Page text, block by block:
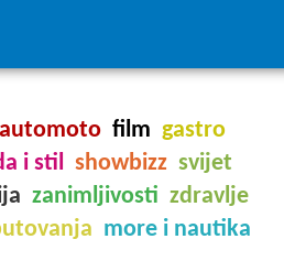
automoto film gastro
i stil showbizz svijet
zanimljivosti zdravlje
more i nautika